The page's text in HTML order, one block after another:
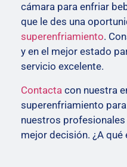
cámara para enfriar
que le des una
superenfriamiento.
y en el mejor estado
servicio excelente.
Contacta con nuestra
superenfriamiento
nuestros
mejor decisión. ¿A